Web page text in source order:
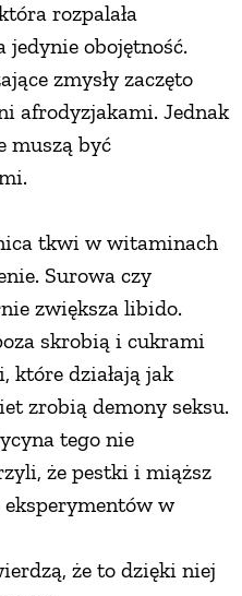
rozpalała
jedynie obojętność.
zmysły zaczęto
afrodyzjakami. Jednak
muszą być
tkwi w witaminach
Surowa czy
zwiększa libido.
skrobią i cukrami
które działają jak
zrobią demony seksu.
tego nie
że pestki i miąższ
eksperymentów w
że to dzięki niej